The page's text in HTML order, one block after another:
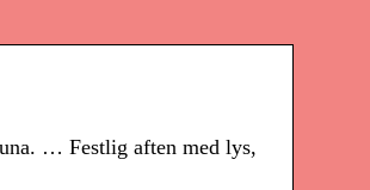
… Festlig aften med lys,